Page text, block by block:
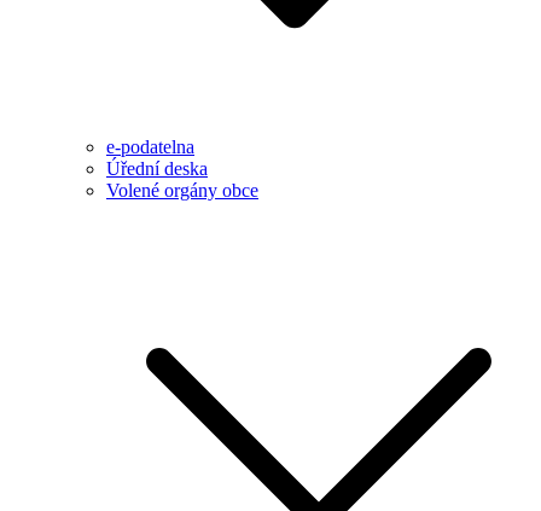
e-podatelna
Úřední deska
Volené orgány obce